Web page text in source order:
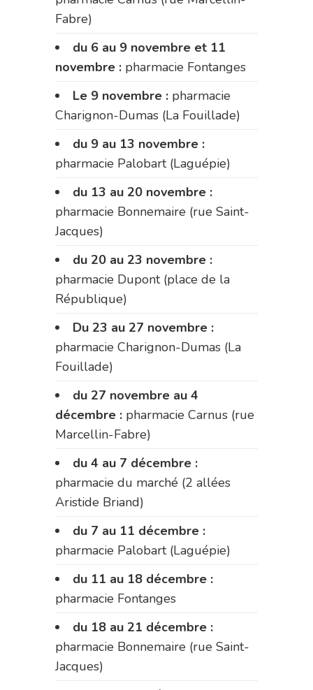
Fabre)
du 6 au 9 novembre et 11
novembre : pharmacie Fontanges
Le 9 novembre : pharmacie
Charignon-Dumas (La Fouillade)
du 9 au 13 novembre :
pharmacie Palobart (Laguépie)
du 13 au 20 novembre :
pharmacie Bonnemaire (rue Saint-
Jacques)
du 20 au 23 novembre :
pharmacie Dupont (place de la
République)
Du 23 au 27 novembre :
pharmacie Charignon-Dumas (La
Fouillade)
du 27 novembre au 4
décembre : pharmacie Carnus (rue
Marcellin-Fabre)
du 4 au 7 décembre :
pharmacie du marché (2 allées
Aristide Briand)
du 7 au 11 décembre :
pharmacie Palobart (Laguépie)
du 11 au 18 décembre :
pharmacie Fontanges
du 18 au 21 décembre :
pharmacie Bonnemaire (rue Saint-
Jacques)